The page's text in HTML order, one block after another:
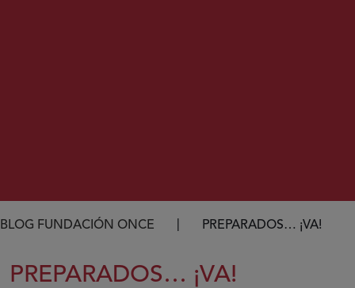
Ruta de navegación
BLOG FUNDACIÓN ONCE PREPARADOS… ¡VA!
PREPARADOS… ¡VA!